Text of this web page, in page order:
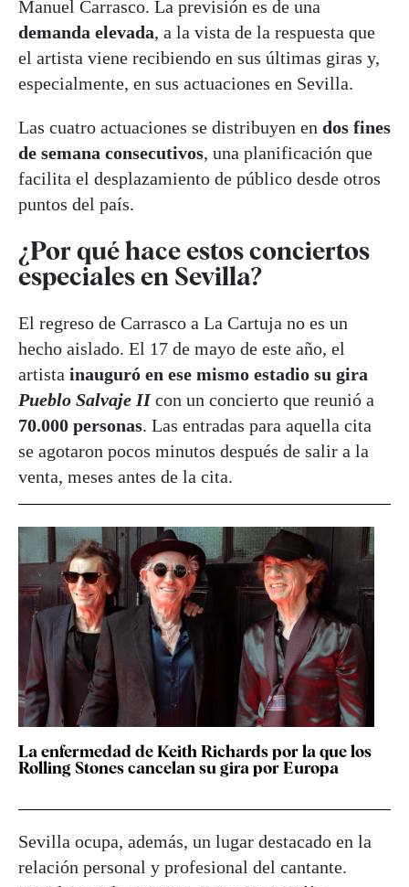
Manuel Carrasco. La previsión es de una
demanda elevada, a la vista de la respuesta que
el artista viene recibiendo en sus últimas giras y,
especialmente, en sus actuaciones en Sevilla.
Las cuatro actuaciones se distribuyen en dos fines
de semana consecutivos, una planificación que
facilita el desplazamiento de público desde otros
puntos del país.
¿Por qué hace estos conciertos
especiales en Sevilla?
El regreso de Carrasco a La Cartuja no es un
hecho aislado. El 17 de mayo de este año, el
artista inauguró en ese mismo estadio su gira
Pueblo Salvaje IIcon un concierto que reunió a
70.000 personas. Las entradas para aquella cita
se agotaron pocos minutos después de salir a la
venta, meses antes de la cita.
La enfermedad de Keith Richards por la que los
Rolling Stones cancelan su gira por Europa
Sevilla ocupa, además, un lugar destacado en la
relación personal y profesional del cantante.